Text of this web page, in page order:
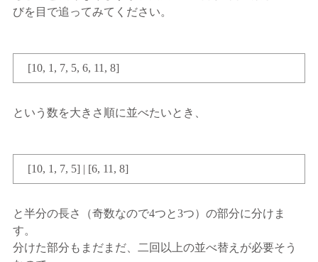
びを目で追ってみてください。
[10, 1, 7, 5, 6, 11, 8]
という数を大きさ順に並べたいとき、
[10, 1, 7, 5] | [6, 11, 8]
と半分の長さ（奇数なので4つと3つ）の部分に分けま
す。
分けた部分もまだまだ、二回以上の並べ替えが必要そう